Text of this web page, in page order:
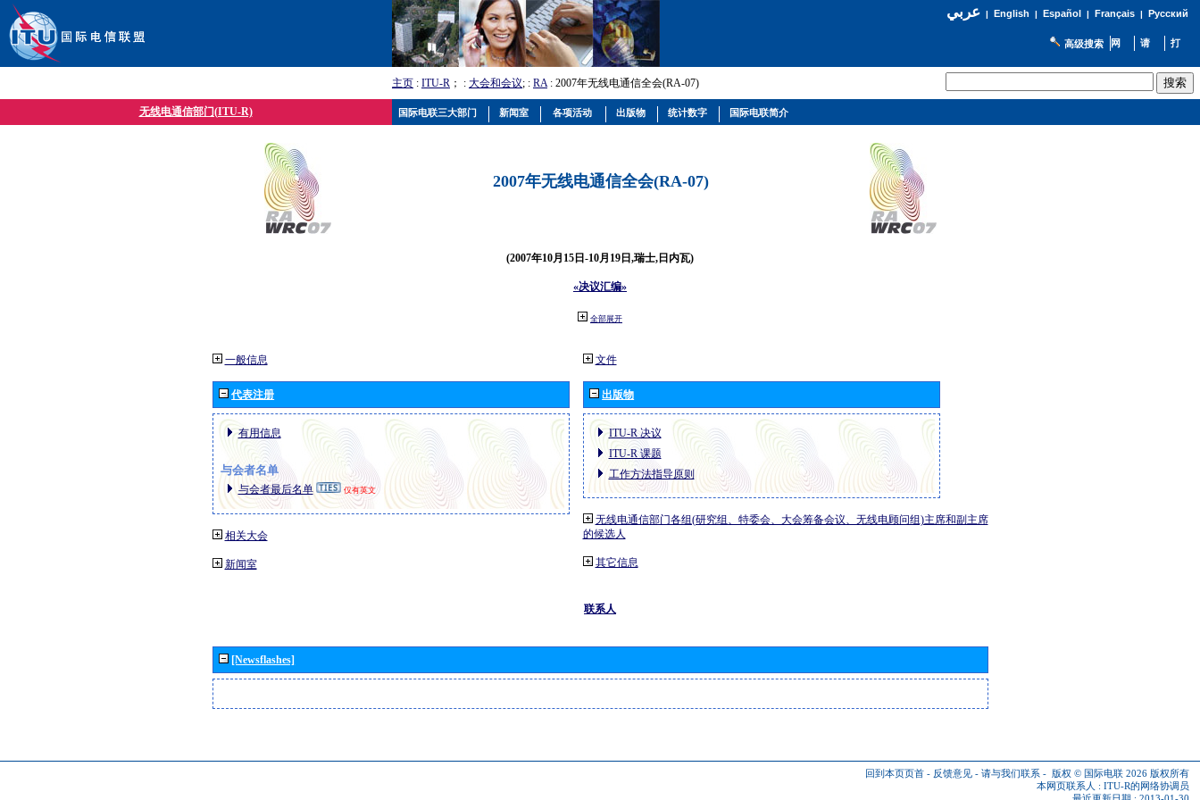
عربي| English | Español | Français| Русский
高级搜索
主页 : ITU-R ； : 大会和会议; : RA: 2007年无线电通信全会(RA-07)
无线电通信部门(ITU-R)
2007年无线电通信全会(RA-07)
(2007年10月15日-10月19日,瑞士,日内瓦)
«决议汇编»
全部展开
一般信息
代表注册
有用信息
与会者名单
与会者最后名单 仅有英文
相关大会
新闻室
文件
出版物
ITU-R 决议
ITU-R 课题
工作方法指导原则
无线电通信部门各组(研究组、特委会、大会筹备会议、无线电顾问组)主席和副主席
的候选人
其它信息
联系人
[Newsflashes]
回到本页页首 - 反馈意见 - 请与我们联系 - 版权 © 国际电联 2026 版权所有
本网页联系人 : ITU-R的网络协调员
国际电联三大部门 新闻室 各项活动 出版物 统计数字 国际电联简介